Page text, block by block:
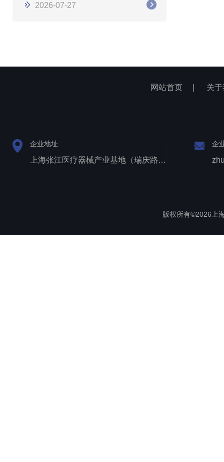
2026-07-27
网站首页 关
企业地址
上海张江医疗器械产业基地（瑞庆路528号）
企
版权所有©2026